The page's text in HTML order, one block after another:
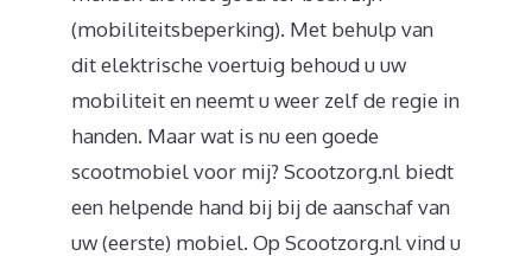
(mobiliteitsbeperking). Met behulp van
dit elektrische voertuig behoud u uw
mobiliteit en neemt u weer zelf de regie in
handen. Maar wat is nu een goede
scootmobiel voor mij? Scootzorg.nl biedt
een helpende hand bij bij de aanschaf van
uw (eerste) mobiel. Op Scootzorg.nl vind u